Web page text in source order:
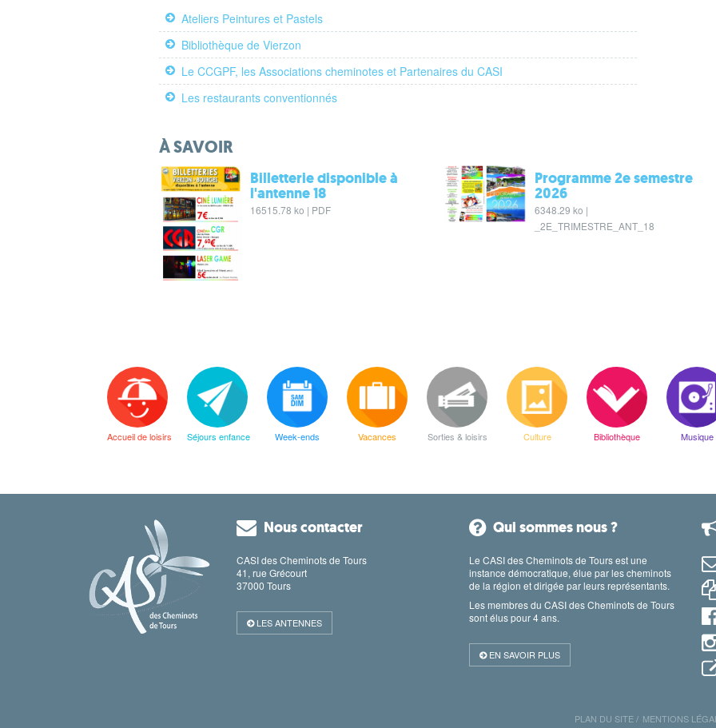
Ateliers Peintures et Pastels
Bibliothèque de Vierzon
Le CCGPF, les Associations cheminotes et Partenaires du CASI
Les restaurants conventionnés
À SAVOIR
Billetterie disponible à
l'antenne 18
16515.78 ko | PDF
Programme 2e semestre
2026
6348.29 ko |
_2E_TRIMESTRE_ANT_18
Accueil de loisirs Séjours enfance Week-ends Vacances Sorties & loisirs Culture Bibliothèque Musique
Nous contacter
CASI des Cheminots de Tours
41, rue Grécourt
37000 Tours
LES ANTENNES
Qui sommes nous ?
Le CASI des Cheminots de Tours est une
instance démocratique, élue par les cheminots
de la région et dirigée par leurs représentants.
Les membres du CASI des Cheminots de Tours
sont élus pour 4 ans.
EN SAVOIR PLUS
PLAN DU SITE MENTIONS